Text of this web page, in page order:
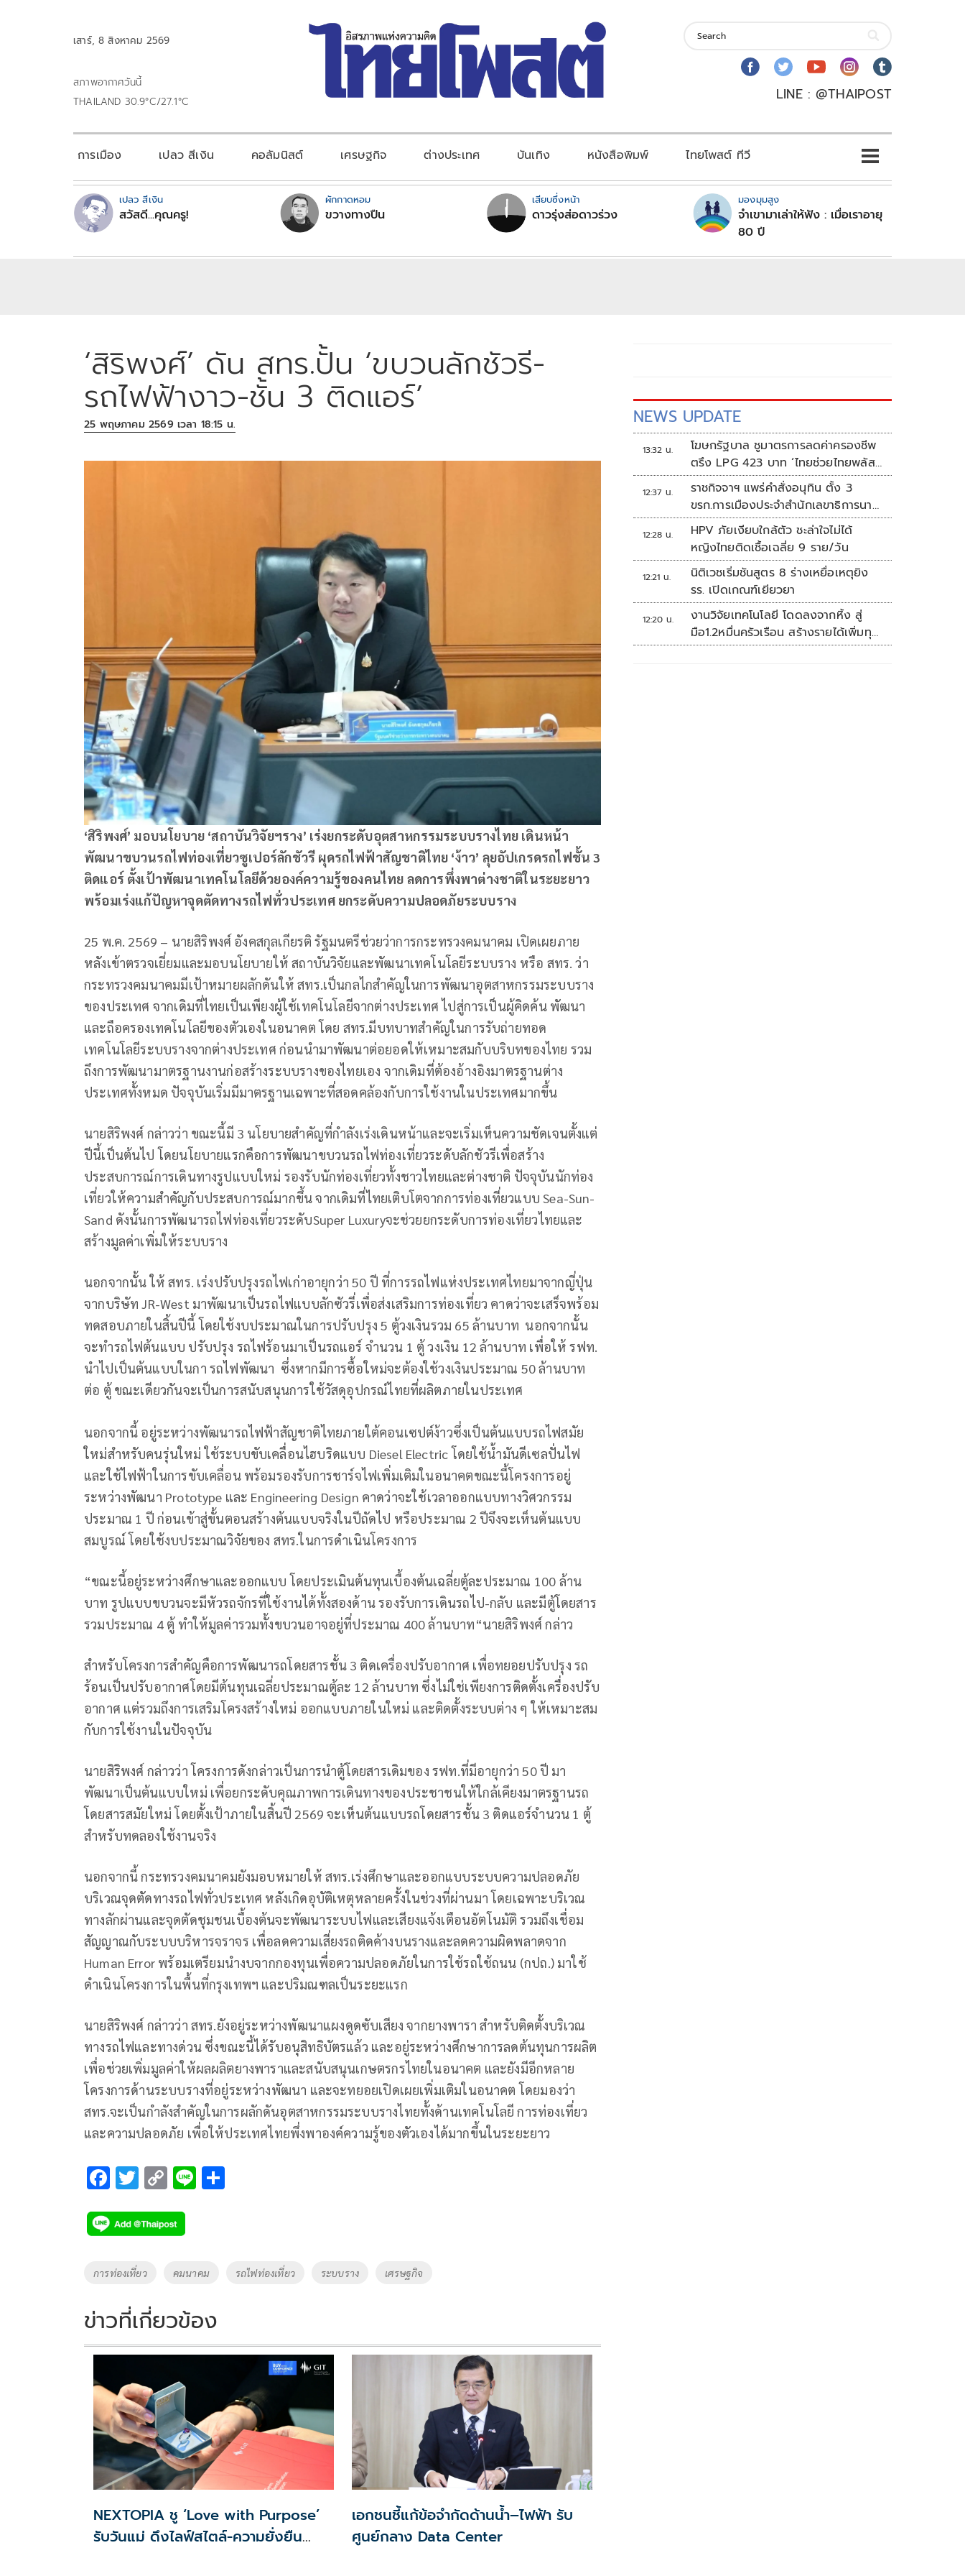
เสาร์, 8 สิงหาคม 2569
สภาพอากาศวันนี้
THAILAND 30.9°C/27.1°C
LINE : @THAIPOST
การเมือง เปลว สีเงิน คอลัมนิสต์ เศรษฐกิจ ต่างประเทศ บันเทิง หนังสือพิมพ์ ไทยโพสต์ ทีวี
เปลว สีเงิน
สวัสดี...คุณครู!
ผักกาดหอม
ขวางทางปืน
เสียบซึ่งหน้า
ดาวรุ่งส่อดาวร่วง
มองมุมสูง
จำเขามาเล่าให้ฟัง : เมื่อเราอายุ
80 ปี
‘สิริพงศ์’ ดัน สทร.ปั้น ‘ขบวนลักชัวรี-
รถไฟฟ้างาว-ชั้น 3 ติดแอร์’
25 พฤษภาคม 2569 เวลา 18:15 น.
‘สิริพงศ์’ มอบนโยบาย ‘สถาบันวิจัยฯราง’ เร่งยกระดับอุตสาหกรรมระบบรางไทย เดินหน้า
พัฒนาขบวนรถไฟท่องเที่ยวซูเปอร์ลักชัวรี ผุดรถไฟฟ้าสัญชาติไทย ‘ง้าว’ ลุยอัปเกรดรถไฟชั้น 3
ติดแอร์ ตั้งเป้าพัฒนาเทคโนโลยีด้วยองค์ความรู้ของคนไทย ลดการพึ่งพาต่างชาติในระยะยาว
พร้อมเร่งแก้ปัญหาจุดตัดทางรถไฟทั่วประเทศ ยกระดับความปลอดภัยระบบราง
25 พ.ค. 2569 – นายสิริพงศ์ อังคสกุลเกียรติ รัฐมนตรีช่วยว่าการกระทรวงคมนาคม เปิดเผยภาย
หลังเข้าตรวจเยี่ยมและมอบนโยบายให้ สถาบันวิจัยและพัฒนาเทคโนโลยีระบบราง หรือ สทร. ว่า
กระทรวงคมนาคมมีเป้าหมายผลักดันให้ สทร.เป็นกลไกสำคัญในการพัฒนาอุตสาหกรรมระบบราง
ของประเทศ จากเดิมที่ไทยเป็นเพียงผู้ใช้เทคโนโลยีจากต่างประเทศ ไปสู่การเป็นผู้คิดค้น พัฒนา
และถือครองเทคโนโลยีของตัวเองในอนาคต โดย สทร.มีบทบาทสำคัญในการรับถ่ายทอด
เทคโนโลยีระบบรางจากต่างประเทศ ก่อนนำมาพัฒนาต่อยอดให้เหมาะสมกับบริบทของไทย รวม
ถึงการพัฒนามาตรฐานงานก่อสร้างระบบรางของไทยเอง จากเดิมที่ต้องอ้างอิงมาตรฐานต่าง
ประเทศทั้งหมด ปัจจุบันเริ่มมีมาตรฐานเฉพาะที่สอดคล้องกับการใช้งานในประเทศมากขึ้น
นายสิริพงศ์ กล่าวว่า ขณะนี้มี 3 นโยบายสำคัญที่กำลังเร่งเดินหน้าและจะเริ่มเห็นความชัดเจนตั้งแต่
ปีนี้เป็นต้นไป โดยนโยบายแรกคือการพัฒนาขบวนรถไฟท่องเที่ยวระดับลักชัวรีเพื่อสร้าง
ประสบการณ์การเดินทางรูปแบบใหม่ รองรับนักท่องเที่ยวทั้งชาวไทยและต่างชาติ ปัจจุบันนักท่อง
เที่ยวให้ความสำคัญกับประสบการณ์มากขึ้น จากเดิมที่ไทยเติบโตจากการท่องเที่ยวแบบ Sea-Sun-
Sand ดังนั้นการพัฒนารถไฟท่องเที่ยวระดับSuper Luxuryจะช่วยยกระดับการท่องเที่ยวไทยและ
สร้างมูลค่าเพิ่มให้ระบบราง
นอกจากนั้น ให้ สทร. เร่งปรับปรุงรถไฟเก่าอายุกว่า 50 ปี ที่การรถไฟแห่งประเทศไทยมาจากญี่ปุ่น
จากบริษัท JR-West มาพัฒนาเป็นรถไฟแบบลักซัวรี่เพื่อส่งเสริมการท่องเที่ยว คาดว่าจะเสร็จพร้อม
ทดสอบภายในสิ้นปีนี้ โดยใช้งบประมาณในการปรับปรุง 5 ตู้วงเงินรวม 65 ล้านบาท นอกจากนั้น
จะทำรถไฟต้นแบบ ปรับปรุง รถไฟร้อนมาเป็นรถแอร์ จำนวน 1 ตู้ วงเงิน 12 ล้านบาท เพื่อให้ รฟท.
นำไปเป็นต้นแบบในกา รถไฟพัฒนา ซึ่งหากมีการซื้อใหม่จะต้องใช้วงเงินประมาณ 50 ล้านบาท
ต่อ ตู้ ขณะเดียวกันจะเป็นการสนับสนุนการใช้วัสดุอุปกรณ์ไทยที่ผลิตภายในประเทศ
นอกจากนี้ อยู่ระหว่างพัฒนารถไฟฟ้าสัญชาติไทยภายใต้คอนเซปต์ง้าวซึ่งเป็นต้นแบบรถไฟสมัย
ใหม่สำหรับคนรุ่นใหม่ ใช้ระบบขับเคลื่อนไฮบริดแบบ Diesel Electric โดยใช้น้ำมันดีเซลปั่นไฟ
และใช้ไฟฟ้าในการขับเคลื่อน พร้อมรองรับการชาร์จไฟเพิ่มเติมในอนาคตขณะนี้โครงการอยู่
ระหว่างพัฒนา Prototype และ Engineering Design คาดว่าจะใช้เวลาออกแบบทางวิศวกรรม
ประมาณ 1 ปี ก่อนเข้าสู่ขั้นตอนสร้างต้นแบบจริงในปีถัดไป หรือประมาณ 2 ปีจึงจะเห็นต้นแบบ
สมบูรณ์ โดยใช้งบประมาณวิจัยของ สทร.ในการดำเนินโครงการ
“ขณะนี้อยู่ระหว่างศึกษาและออกแบบ โดยประเมินต้นทุนเบื้องต้นเฉลี่ยตู้ละประมาณ 100 ล้าน
บาท รูปแบบขบวนจะมีหัวรถจักรที่ใช้งานได้ทั้งสองด้าน รองรับการเดินรถไป-กลับ และมีตู้โดยสาร
รวมประมาณ 4 ตู้ ทำให้มูลค่ารวมทั้งขบวนอาจอยู่ที่ประมาณ 400 ล้านบาท“นายสิริพงศ์ กล่าว
สำหรับโครงการสำคัญคือการพัฒนารถโดยสารชั้น 3 ติดเครื่องปรับอากาศ เพื่อทยอยปรับปรุง รถ
ร้อนเป็นปรับอากาศโดยมีต้นทุนเฉลี่ยประมาณตู้ละ 12 ล้านบาท ซึ่งไม่ใช่เพียงการติดตั้งเครื่องปรับ
อากาศ แต่รวมถึงการเสริมโครงสร้างใหม่ ออกแบบภายในใหม่ และติดตั้งระบบต่าง ๆ ให้เหมาะสม
กับการใช้งานในปัจจุบัน
นายสิริพงศ์ กล่าวว่า โครงการดังกล่าวเป็นการนำตู้โดยสารเดิมของ รฟท.ที่มีอายุกว่า 50 ปี มา
พัฒนาเป็นต้นแบบใหม่ เพื่อยกระดับคุณภาพการเดินทางของประชาชนให้ใกล้เคียงมาตรฐานรถ
โดยสารสมัยใหม่ โดยตั้งเป้าภายในสิ้นปี 2569 จะเห็นต้นแบบรถโดยสารชั้น 3 ติดแอร์จำนวน 1 ตู้
สำหรับทดลองใช้งานจริง
นอกจากนี้ กระทรวงคมนาคมยังมอบหมายให้ สทร.เร่งศึกษาและออกแบบระบบความปลอดภัย
บริเวณจุดตัดทางรถไฟทั่วประเทศ หลังเกิดอุบัติเหตุหลายครั้งในช่วงที่ผ่านมา โดยเฉพาะบริเวณ
ทางลักผ่านและจุดตัดชุมชนเบื้องต้นจะพัฒนาระบบไฟและเสียงแจ้งเตือนอัตโนมัติ รวมถึงเชื่อม
สัญญาณกับระบบบริหารจราจร เพื่อลดความเสี่ยงรถติดค้างบนรางและลดความผิดพลาดจาก
Human Error พร้อมเตรียมนำงบจากกองทุนเพื่อความปลอดภัยในการใช้รถใช้ถนน (กปถ.) มาใช้
ดำเนินโครงการในพื้นที่กรุงเทพฯ และปริมณฑลเป็นระยะแรก
นายสิริพงศ์ กล่าวว่า สทร.ยังอยู่ระหว่างพัฒนาแผงดูดซับเสียง จากยางพารา สำหรับติดตั้งบริเวณ
ทางรถไฟและทางด่วน ซึ่งขณะนี้ได้รับอนุสิทธิบัตรแล้ว และอยู่ระหว่างศึกษาการลดต้นทุนการผลิต
เพื่อช่วยเพิ่มมูลค่าให้ผลผลิตยางพาราและสนับสนุนเกษตรกรไทยในอนาคต และยังมีอีกหลาย
โครงการด้านระบบรางที่อยู่ระหว่างพัฒนา และจะทยอยเปิดเผยเพิ่มเติมในอนาคต โดยมองว่า
สทร.จะเป็นกำลังสำคัญในการผลักดันอุตสาหกรรมระบบรางไทยทั้งด้านเทคโนโลยี การท่องเที่ยว
และความปลอดภัย เพื่อให้ประเทศไทยพึ่งพาองค์ความรู้ของตัวเองได้มากขึ้นในระยะยาว
F
e
b
o
k
T
tt
er
C
p
y
Li
k
Li
Tags
การท่องเที่ยว คมนาคม รถไฟท่องเที่ยว ระบบราง เศรษฐกิจ
ข่าวที่เกี่ยวข้อง
NEXTOPIA ชู ‘Love with Purpose’
รับวันแม่ ดึงไลฟ์สไตล์-ความยั่งยืน
เอกชนชี้แก้ข้อจำกัดด้านน้ำ–ไฟฟ้า รับ
ศูนย์กลาง Data Center
NEWS UPDATE
13:32 น.
โฆษกรัฐบาล ชูมาตรการลดค่าครองชีพ
ตรึง LPG 423 บาท ‘ไทยช่วยไทยพลัส’
ดันเงินหมุนแสนล้าน
12:37 น.
ราชกิจจาฯ แพร่คำสั่งอนุทิน ตั้ง 3
ขรก.การเมืองประจำสำนักเลขาธิการนา
ยกฯ
12:28 น.
HPV ภัยเงียบใกล้ตัว ชะล่าใจไม่ได้
หญิงไทยติดเชื้อเฉลี่ย 9 ราย/วัน
12:21 น.
นิติเวชเริ่มชันสูตร 8 ร่างเหยื่อเหตุยิง
รร. เปิดเกณฑ์เยียวยา
12:20 น.
งานวิจัยเทคโนโลยี โดดลงจากหิ้ง สู่
มือ1.2หมื่นครัวเรือน สร้างรายได้เพิ่มทุก
เดือน